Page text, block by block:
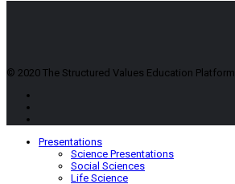
© 2020 The Structured Values Education Platform
Presentations
Science Presentations
Social Sciences
Life Science